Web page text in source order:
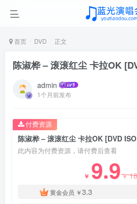
首页 DVD 正文
陈淑桦 – 滚滚红尘 卡拉OK
admin
1个月前发布
陈淑桦 – 滚滚红尘 卡拉OK [DVD
此内容为付费资源，请付费后查看
￥ 9.9￥
黄金会员 ￥3.3
付费资源